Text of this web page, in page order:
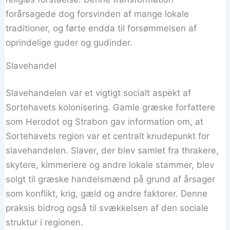
forårsagede dog forsvinden af mange lokale
traditioner, og førte endda til forsømmelsen af
oprindelige guder og gudinder.
Slavehandel
Slavehandelen var et vigtigt socialt aspekt af
Sortehavets kolonisering. Gamle græske forfattere
som Herodot og Strabon gav information om, at
Sortehavets region var et centralt knudepunkt for
slavehandelen. Slaver, der blev samlet fra thrakere,
skytere, kimmeriere og andre lokale stammer, blev
solgt til græske handelsmænd på grund af årsager
som konflikt, krig, gæld og andre faktorer. Denne
praksis bidrog også til svækkelsen af den sociale
struktur i regionen.